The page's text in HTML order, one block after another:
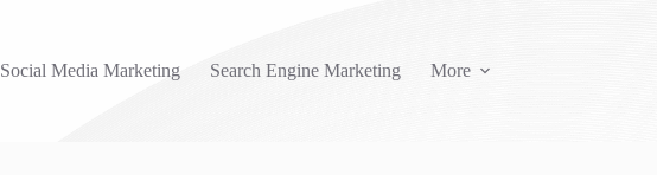
Social Media Marketing Search Engine Marketing More